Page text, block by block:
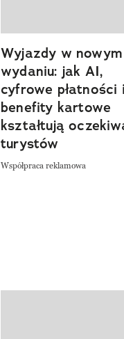
Wyjazdy w nowym
wydaniu: jak AI,
cyfrowe płatności i
benefity kartowe
kształtują
turystów
Współpraca reklamowa